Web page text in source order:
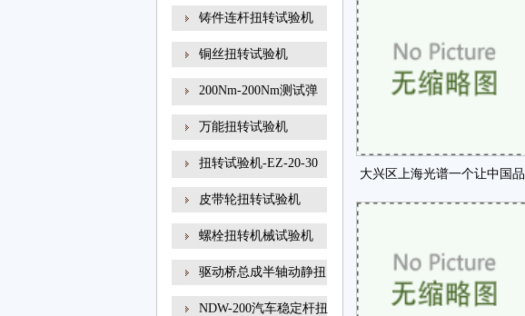
铸件连杆扭转试验机
铜丝扭转试验机
200Nm-200Nm测试弹
万能扭转试验机
扭转试验机-EZ-20-30
皮带轮扭转试验机
螺栓扭转机械试验机
驱动桥总成半轴动静扭
NDW-200汽车稳定杆扭
大兴区上海光谱一个让中国品